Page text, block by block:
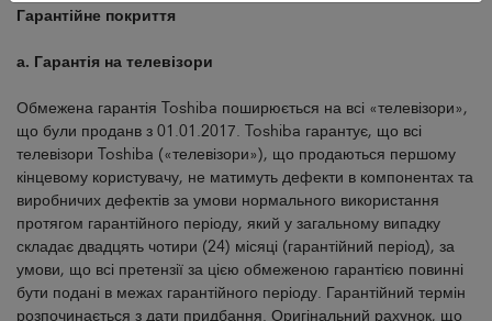
Гарантійне покриття
а. Гарантія на телевізори
Обмежена гарантія Toshiba поширюється на всі «телевізори»,
що були проданв з 01.01.2017. Toshiba гарантує, що всі
телевізори Toshiba («телевізори»), що продаються першому
кінцевому користувачу, не матимуть дефекти в компонентах та
виробничих дефектів за умови нормального використання
протягом гарантійного періоду, який у загальному випадку
складає двадцять чотири (24) місяці (гарантійний період), за
умови, що всі претензії за цією обмеженою гарантією повинні
бути подані в межах гарантійного періоду. Гарантійний термін
розпочинається з дати придбання. Оригінальний рахунок, що